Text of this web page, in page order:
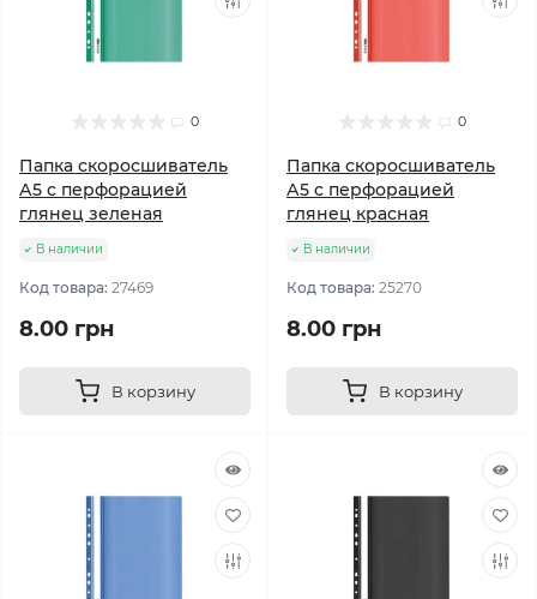
0
Папка скоросшиватель
А5 с перфорацией
глянец зеленая
В наличии
Код товара: 27469
8.00 грн
В корзину
0
Папка скоросшиватель
А5 с перфорацией
глянец красная
В наличии
Код товара: 25270
8.00 грн
В корзину